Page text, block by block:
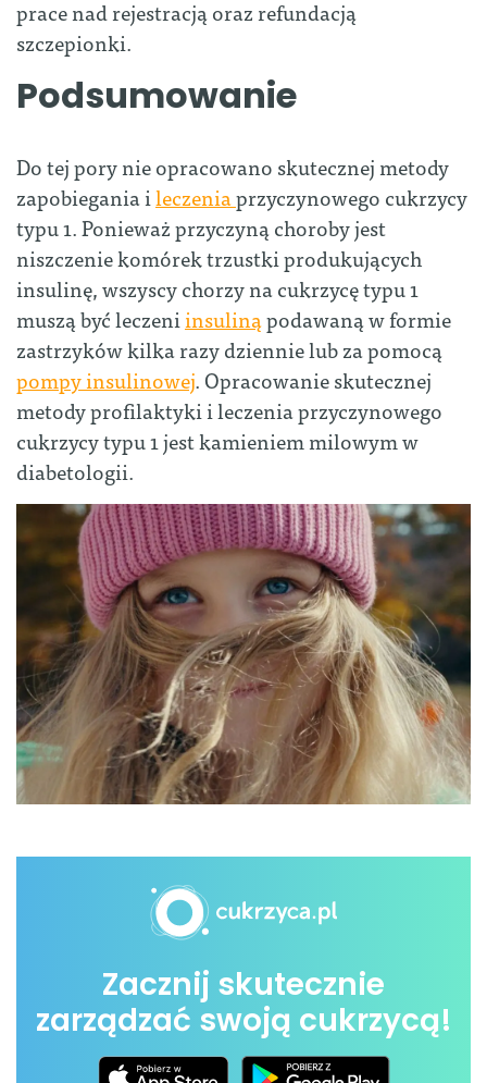
prace nad rejestracją oraz refundacją
szczepionki.
Podsumowanie
Do tej pory nie opracowano skutecznej metody
zapobiegania ileczeniaprzyczynowego cukrzycy
typu 1. Ponieważ przyczyną choroby jest
niszczenie komórek trzustki produkujących
insulinę, wszyscy chorzy na cukrzycę typu 1
muszą być leczeniinsulinąpodawaną w formie
zastrzyków kilka razy dziennie lub za pomocą
pompy insulinowej. Opracowanie skutecznej
metody profilaktyki i leczenia przyczynowego
cukrzycy typu 1 jest kamieniem milowym w
diabetologii.
Zacznij skutecznie
zarządzać swoją cukrzycą!